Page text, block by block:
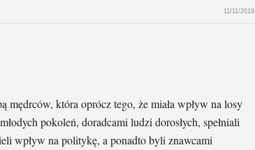
11/11/2019
mędrców, która oprócz tego, że miała wpływ na losy
pokoleń, doradcami ludzi dorosłych, spełniali
wpływ na politykę, a ponadto byli znawcami